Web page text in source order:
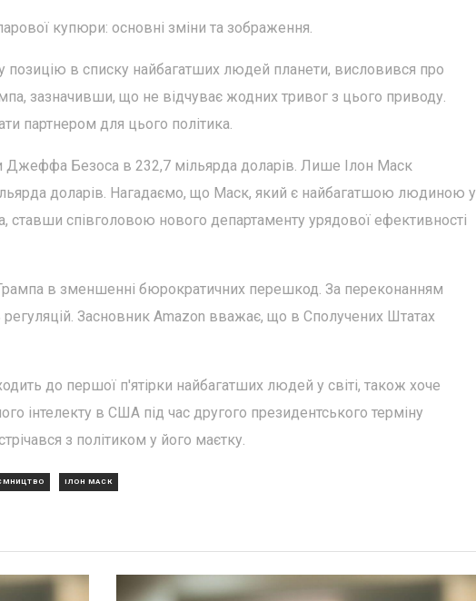
купюри: основні зміни та зображення.
позицію в списку найбагатших людей планети, висловився про
зазначивши, що не відчуває жодних тривог з цього приводу.
партнером для цього політика.
Джеффа Безоса в 232,7 мільярда доларів. Лише Ілон Маск
доларів. Нагадаємо, що Маск, який є найбагатшою людиною у
ставши співголовою нового департаменту урядової ефективності
в зменшенні бюрократичних перешкод. За переконанням
Засновник Amazon вважає, що в Сполучених Штатах
до першої п'ятірки найбагатших людей у світі, також хоче
інтелекту в США під час другого президентського терміну
з політиком у його маєтку.
ІЛОН МАСК